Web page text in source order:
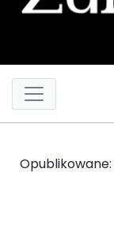
Opublikowane: